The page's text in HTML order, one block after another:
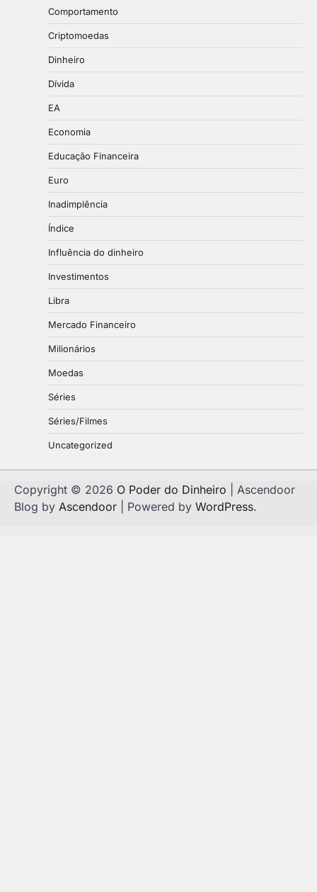
Comportamento
Criptomoedas
Dinheiro
Dívida
EA
Economia
Educação Financeira
Euro
Inadimplência
Índice
Influência do dinheiro
Investimentos
Libra
Mercado Financeiro
Milionários
Moedas
Séries
Séries/Filmes
Uncategorized
Copyright © 2026 O Poder do Dinheiro | Ascendoor
Blog by Ascendoor | Powered by WordPress.